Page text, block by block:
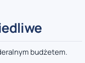
budżetem.